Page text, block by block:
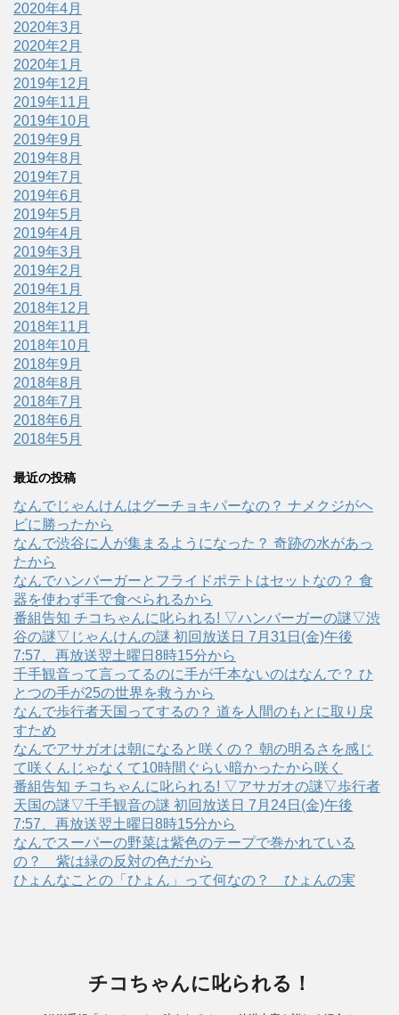
2020年4月
2020年3月
2020年2月
2020年1月
2019年12月
2019年11月
2019年10月
2019年9月
2019年8月
2019年7月
2019年6月
2019年5月
2019年4月
2019年3月
2019年2月
2019年1月
2018年12月
2018年11月
2018年10月
2018年9月
2018年8月
2018年7月
2018年6月
2018年5月
最近の投稿
なんでじゃんけんはグーチョキパーなの？ ナメクジがヘ
ビに勝ったから
なんで渋谷に人が集まるようになった？ 奇跡の水があっ
たから
なんでハンバーガーとフライドポテトはセットなの？ 食
器を使わず手で食べられるから
番組告知 チコちゃんに叱られる! ▽ハンバーガーの謎▽渋
谷の謎▽じゃんけんの謎 初回放送日 7月31日(金)午後
7:57、再放送翌土曜日8時15分から
千手観音って言ってるのに手が千本ないのはなんで？ ひ
とつの手が25の世界を救うから
なんで歩行者天国ってするの？ 道を人間のもとに取り戻
すため
なんでアサガオは朝になると咲くの？ 朝の明るさを感じ
て咲くんじゃなくて10時間ぐらい暗かったから咲く
番組告知 チコちゃんに叱られる! ▽アサガオの謎▽歩行者
天国の謎▽千手観音の謎 初回放送日 7月24日(金)午後
7:57、再放送翌土曜日8時15分から
なんでスーパーの野菜は紫色のテープで巻かれている
の？ 紫は緑の反対の色だから
ひょんなことの「ひょん」って何なの？ ひょんの実
チコちゃんに叱られる！